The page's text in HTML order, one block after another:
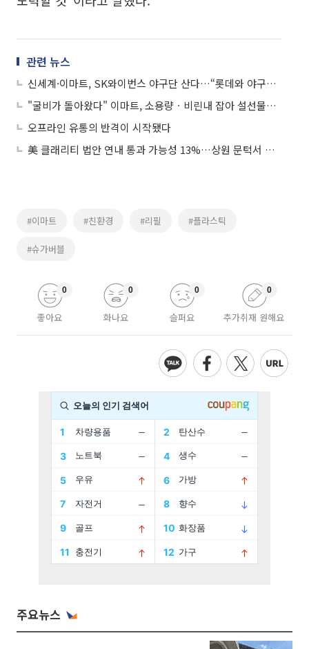
관련 뉴스
신세계·이마트, SK와이번스 야구단 산다…“롯데와 야구로도 맞대결"
"굴비가 돌아왔다" 이마트, 소용량ㆍ비린내 잡아 설선물로 인기 회복
오프라인 유통의 반격이 시작됐다
美 클래리티 법안 연내 통과 가능성 13%…상원 문턱서 제동
#이마트 #친환경 #리필 #플라스틱
#슈가버블
좋아요
0
화나요
0
슬퍼요
0
추가취재 원해요
0
주요뉴스